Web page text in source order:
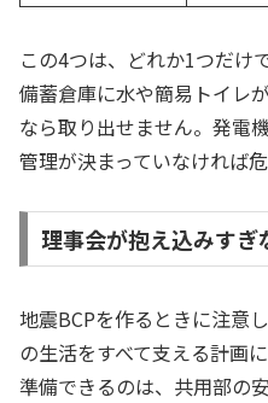
この4つは、どれか1つだけ
備蓄倉庫に水や簡易トイレ
なら取り出せません。発電
管理が決まっていなければ危
理事会が抱え込みすぎ
地震BCPを作るときに注意
の生活をすべて支える計画
準備できるのは、共用部の